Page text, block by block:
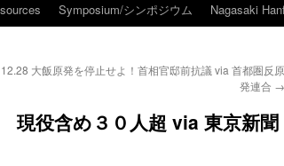
Symposium/シンポジウム Nagasaki
12.28 大飯原発を停止せよ！首相官邸前抗議 via 首都圏反原
発連合 →
役含め３０人超 via 東京新聞